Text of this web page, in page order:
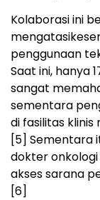
Kolaborasi ini
penggunaan
Saat ini, hanya
sangat
sementara
di fasilitas
[5] Sementara
dokter
akses sarana
[6]